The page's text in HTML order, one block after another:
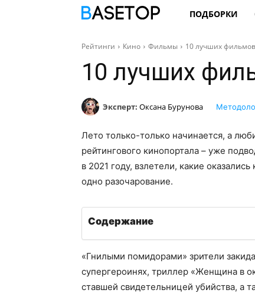
ПОДБОРКИ
Рейтинги Кино Фильмы 10 лучших
10 лучших
Эксперт: Оксана Бурунова
Лето только-только начинается, а
рейтингового кинопортала – уже
в 2021 году, взлетели, какие
одно разочарование.
Содержание
«Гнилыми помидорами» зрители
супергероинях, триллер «Женщина в
ставшей свидетельницей убийства, а